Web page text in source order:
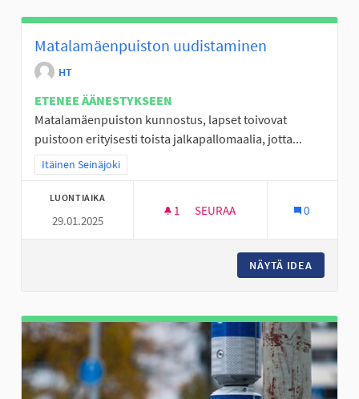
Matalamäenpuiston uudistaminen
HT
ETENEE ÄÄNESTYKSEEN
Matalamäenpuiston kunnostus, lapset toivovat
puistoon erityisesti toista jalkapallomaalia, jotta...
Rajaa tulokset teeman mukaan: Itäinen Seinäjoki
Itäinen Seinäjoki
LUONTIAIKA
29.01.2025
1 1 SEURAAJA
SEURAA 0
NÄYTÄ IDEA